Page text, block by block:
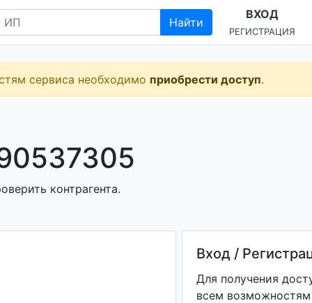
Найти
ВХОД
РЕГИСТРАЦИЯ
сервиса необходимо приобрести доступ.
контрагента.
Вход /
Для получения
всем возможностям